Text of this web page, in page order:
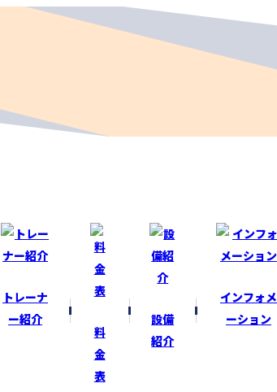
トレーナ
ー紹介
料
金
表
設備
紹介
インフォメ
ーション